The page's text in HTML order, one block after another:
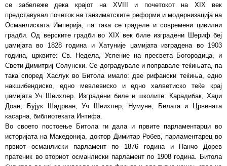
се забележе дека крајот на XVIII и почетокот на XIX век
представувал почеток на танзиматските реформи и модернизација на
Османлиската Империја, па така се граделе и современи цивилни
градби. Од верските градби во XIX век биле изградени Шериф беј
џамијата во 1828 година и Хатуније џамијата изградена во 1903
година, црквите: Св. Недела, Успение на пресвета Богородица, и
Свети Димитриј Солунски. Се доградувале и поправале теќињата, па
така според Хаслук во Битола имало: две рифаиски теќиња, едно
накшибендиско, едно мевлевиско и едно халветиско теќе крај
џамијата Уч Шеихлер. Изградени биле и школите: Карадибак, Хаџи
Доан, Бујук Шадрван, Уч Шеихлер, Нумуне, Белата и Црвената
касарна, библиотеката Интифа.
Во своетo постоење Битола ги дала и првите парламентарци во
историјата на Македонија, доктор Димитар Робев, парламентарец во
првиот османлиски парламент по 1876 година и Панчо Дорев
пратеник во вториот османлиски парламент по 1908 година. Битола